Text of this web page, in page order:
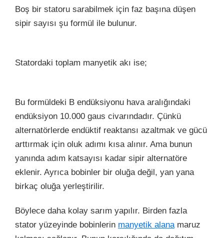
Boş bir statoru sarabilmek için faz başına düşen
sipir sayısı şu formül ile bulunur.
Statordaki toplam manyetik akı ise;
Bu formüldeki B endüksiyonu hava aralığındaki
endüksiyon 10.000 gaus civarındadır. Çünkü
alternatörlerde endüktif reaktansı azaltmak ve gücü
arttırmak için oluk adımı kısa alınır. Ama bunun
yanında adım katsayısı kadar sipir alternatöre
eklenir. Ayrıca bobinler bir oluğa değil, yan yana
birkaç oluğa yerleştirilir.
Böylece daha kolay sarım yapılır. Birden fazla
stator yüzeyinde bobinlerin manyetik alanamaruz